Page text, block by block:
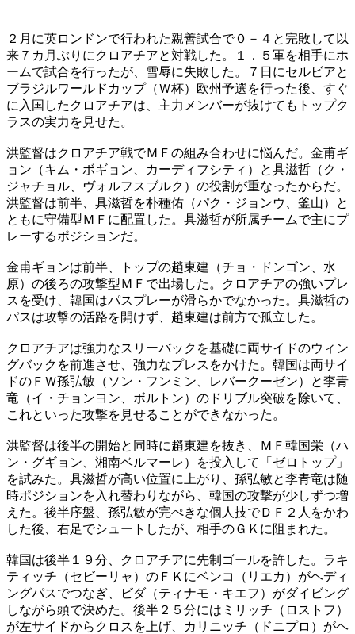
２月に英ロンドンで行われた親善試合で０－４と完敗して以
来７カ月ぶりにクロアチアと対戦した。１．５軍を相手にホ
ームで試合を行ったが、雪辱に失敗した。７日にセルビアと
ブラジルワールドカップ（Ｗ杯）欧州予選を行った後、すぐ
に入国したクロアチアは、主力メンバーが抜けてもトップク
ラスの実力を見せた。
洪監督はクロアチア戦でＭＦの組み合わせに悩んだ。金甫ギ
ョン（キム・ボギョン、カーディフシティ）と具滋哲（ク・
ジャチョル、ヴォルフスブルク）の役割が重なったからだ。
洪監督は前半、具滋哲を朴種佑（パク・ジョンウ、釜山）と
ともに守備型ＭＦに配置した。具滋哲が所属チームで主にプ
レーするポジションだ。
金甫ギョンは前半、トップの趙東建（チョ・ドンゴン、水
原）の後ろの攻撃型ＭＦで出場した。クロアチアの強いプレ
スを受け、韓国はパスプレーが滑らかでなかった。具滋哲の
パスは攻撃の活路を開けず、趙東建は前方で孤立した。
クロアチアは強力なスリーバックを基礎に両サイドのウィン
グバックを前進させ、強力なプレスをかけた。韓国は両サイ
ドのＦＷ孫弘敏（ソン・フンミン、レバークーゼン）と李青
竜（イ・チョンヨン、ボルトン）のドリブル突破を除いて、
これといった攻撃を見せることができなかった。
洪監督は後半の開始と同時に趙東建を抜き、ＭＦ韓国栄（ハ
ン・グギョン、湘南ベルマーレ）を投入して「ゼロトップ」
を試みた。具滋哲が高い位置に上がり、孫弘敏と李青竜は随
時ポジションを入れ替わりながら、韓国の攻撃が少しずつ増
えた。後半序盤、孫弘敏が完ぺきな個人技でＤＦ２人をかわ
した後、右足でシュートしたが、相手のＧＫに阻まれた。
韓国は後半１９分、クロアチアに先制ゴールを許した。ラキ
ティッチ（セビーリャ）のＦＫにベンコ（リエカ）がヘディ
ングパスでつなぎ、ビダ（ティナモ・キエフ）がダイビング
しながら頭で決めた。後半２５分にはミリッチ（ロストフ）
が左サイドからクロスを上げ、カリニッチ（ドニプロ）がヘ